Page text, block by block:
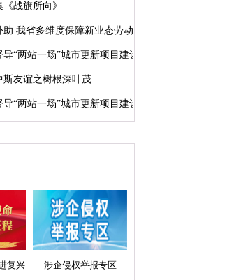
战旗所向》
我省多维度保障新业态劳动者...
“两站一场”城市更新项目建设
斯友谊之树根深叶茂
“两站一场”城市更新项目建设
复兴
涉企侵权举报专区